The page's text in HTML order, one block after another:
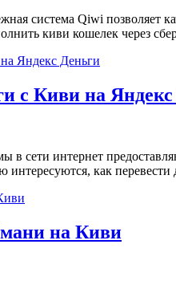
система Qiwi позволяет
киви кошелек через
с Киви на
в сети интернет
интересуются, как
на Киви